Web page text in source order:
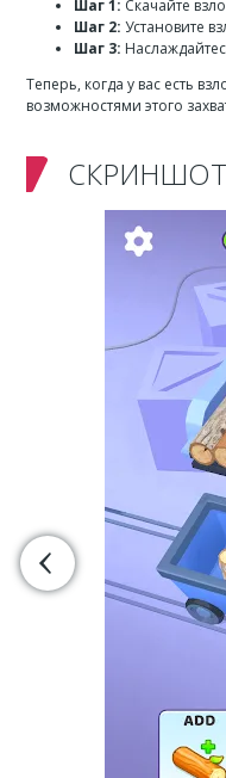
Шаг 1: Скачайте
Шаг 2: Установите
Шаг 3:
Теперь, когда у вас есть
возможностями этого